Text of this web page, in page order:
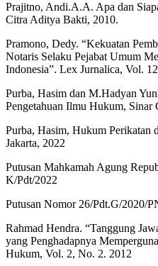
Prajitno, Andi.A.A. Apa dan
Citra Aditya Bakti, 2010.
Pramono, Dedy. “Kekuatan
Notaris Selaku Pejabat Umum
Indonesia”. Lex Jurnalica, Vol.
Purba, Hasim dan M.Hadyan
Pengetahuan Ilmu Hukum, Sinar
Purba, Hasim, Hukum Perikatan
Jakarta, 2022
Putusan Mahkamah Agung
K/Pdt/2022
Putusan Nomor 26/Pdt.G/2020/
Rahmad Hendra. “Tanggung
yang Penghadapnya
Hukum, Vol. 2, No. 2. 2012